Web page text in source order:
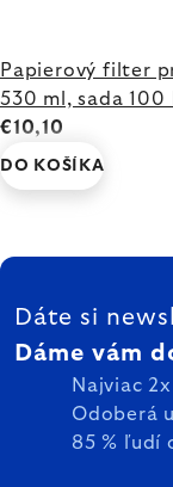
Papierový filter
530 ml, sada 100
€10,10
DO KOŠÍKA
ZÁPÄTIE
Dáte si
Dáme vám
Najviac
Odoberá
85 % ľudí